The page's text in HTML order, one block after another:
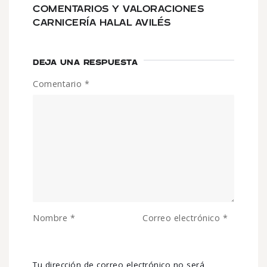
COMENTARIOS Y VALORACIONES
CARNICERÍA HALAL AVILÉS
DEJA UNA RESPUESTA
Tu dirección de correo electrónico no será
Comentario *
Nombre * Correo electrónico *